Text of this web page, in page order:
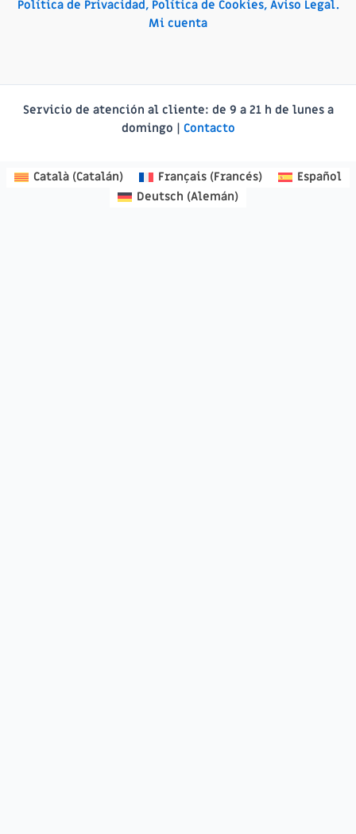
Política de Privacidad, Política de Cookies, Aviso Legal.
Mi cuenta
Servicio de atención al cliente: de 9 a 21 h de lunes a
domingo | Contacto
Català (Catalán) Français(Francés)
Español
Deutsch (Alemán)